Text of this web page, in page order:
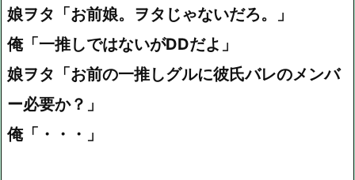
娘ヲタ「お前娘。ヲタじゃないだろ。」
俺「一推しではないがDDだよ」
娘ヲタ「お前の一推しグルに彼氏バレのメンバ
ー必要か？」
俺「・・・」